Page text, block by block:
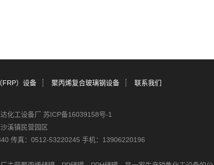
FRP）设备 聚丙烯复合玻璃钢设备 联系我们
化工设备厂 苏ICP备16039158号-1
溪镇民营园区
传真：0512-53220245 手机：13906220196